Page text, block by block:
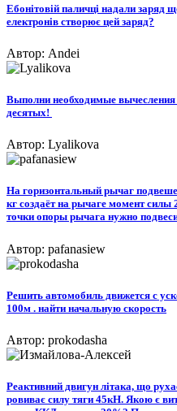
Ебонітовій паличці надали заряд
електронів створює цей заряд?
Автор: Andei
Выполни необходимые вычесления
десятых! ​
Автор: Lyalikova
На горизонтальный рычаг
кг создаёт на рычаге момент
точки опоры рычага нужно
Автор: pafanasiew
Решить автомобиль движется с
100м . найти начальную скорость
Автор: prokodasha
Реактивний двигун літака, що
ровиває силу тяги 45кН. Якою є